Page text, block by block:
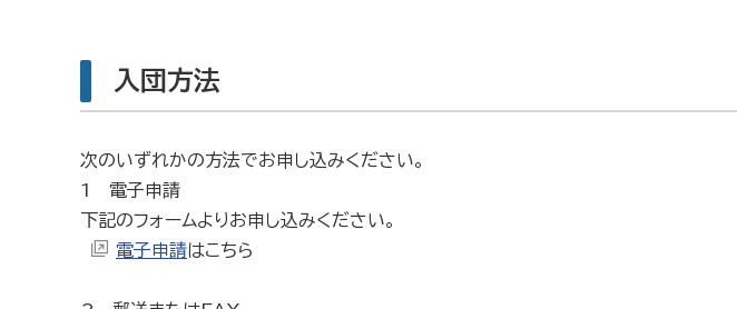
入団方法
次のいずれかの方法でお申し込みください。
1 電子申請
下記のフォームよりお申し込みください。
電子申請はこちら